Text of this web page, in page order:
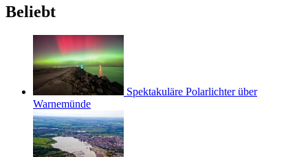
Beliebt
Spektakuläre Polarlichter über
Warnemünde